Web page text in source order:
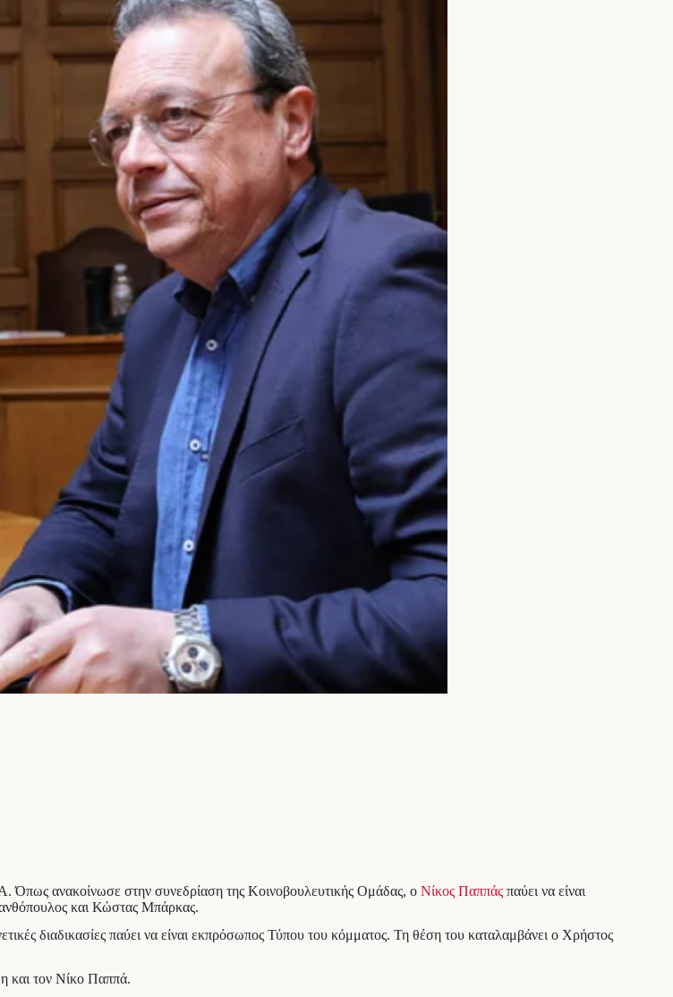
Όπως ανακοίνωσε στην συνεδρίαση της Κοινοβουλευτικής Ομάδας, ο Νίκος Παππάς παύει να είναι
και Κώστας Μπάρκας.
διαδικασίες παύει να είναι εκπρόσωπος Τύπου του κόμματος. Τη θέση του καταλαμβάνει ο Χρήστος
και τον Νίκο Παππά.